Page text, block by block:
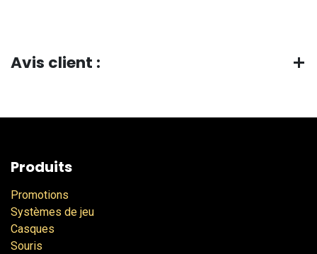
Avis client :
Produits
Promotions
Systèmes de jeu
Casques
Souris